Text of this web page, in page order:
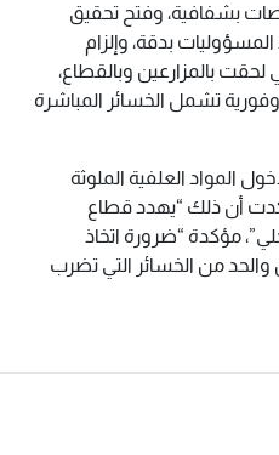
بشفافية، وفتح تحقيق
بدقة، وإلزام
لحقت بالمزارعين وبالقطاع،
تشمل الخسائر المباشرة
المواد العلفية الملوثة
أن ذلك “يهدد قطاع
مؤكدة “ضرورة اتخاذ
والحد من الخسائر التي تضرب